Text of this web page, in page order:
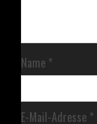
Name *
E-Mail-Adresse *